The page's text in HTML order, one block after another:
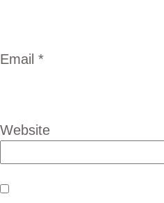
Email *
Website